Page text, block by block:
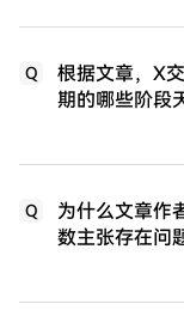
Q
根据文章，X
期的哪些阶段
Q
为什么文章作
数主张存在问